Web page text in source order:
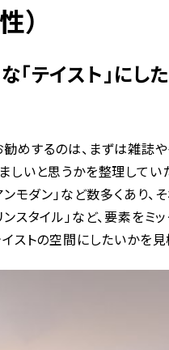
）
テイスト」にし
めするのは、まずは雑誌
いと思うかを整理してい
ンモダン」など数多くあり
スタイル」など、要素をミ
ストの空間にしたいかを